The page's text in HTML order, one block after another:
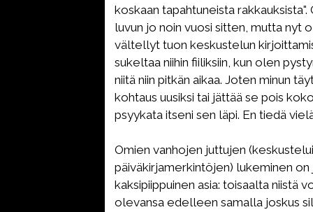
koskaan tapahtuneista
luvun jo noin vuosi sitten, mutta nyt
vältellyt tuon keskustelun
sukeltaa niihin fiiliksiin, kun olen
niitä niin pitkän aikaa. Joten minun
kohtaus uusiksi tai jättää se pois
psyykata itseni sen läpi. En tiedä
Omien vanhojen juttujen
päiväkirjamerkintöjen) lukeminen on
kaksipiippuinen asia: toisaalta niistä
olevansa edelleen samalla joskus